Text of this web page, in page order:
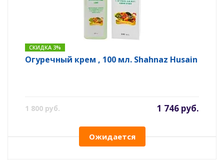
СКИДКА 3%
Огуречный крем , 100 мл. Shahnaz Husain
1 800 руб. 1 746 руб.
Ожидается